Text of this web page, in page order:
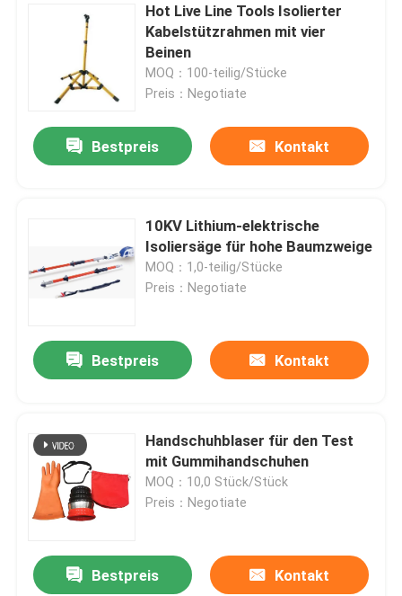
Hot Live Line Tools Isolierter
Kabelstützrahmen mit vier
Beinen
MOQ：100-teilig/Stücke
Preis：Negotiate
Bestpreis Kontakt
10KV Lithium-elektrische
Isoliersäge für hohe Baumzweige
MOQ：1,0-teilig/Stücke
Preis：Negotiate
Bestpreis Kontakt
Handschuhblaser für den Test
mit Gummihandschuhen
MOQ：10,0 Stück/Stück
Preis：Negotiate
Bestpreis Kontakt